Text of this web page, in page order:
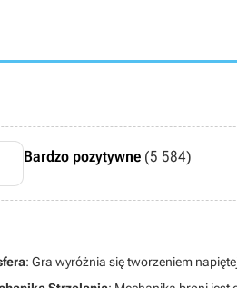
Bardzo pozytywne (5 584)
: Gra wyróżnia się tworzeniem